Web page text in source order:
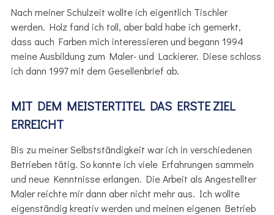
Nach meiner Schulzeit wollte ich eigentlich Tischler
werden. Holz fand ich toll, aber bald habe ich gemerkt,
dass auch Farben mich interessieren und begann 1994
meine Ausbildung zum Maler- und Lackierer. Diese schloss
ich dann 1997 mit dem Gesellenbrief ab.
MIT DEM MEISTERTITEL DAS ERSTE ZIEL
ERREICHT
Bis zu meiner Selbstständigkeit war ich in verschiedenen
Betrieben tätig. So konnte ich viele Erfahrungen sammeln
und neue Kenntnisse erlangen. Die Arbeit als Angestellter
Maler reichte mir dann aber nicht mehr aus. Ich wollte
eigenständig kreativ werden und meinen eigenen Betrieb